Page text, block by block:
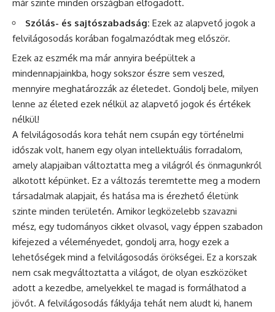
már szinte minden országban elfogadott.
Szólás- és sajtószabadság: Ezek az alapvető jogok a
felvilágosodás korában fogalmazódtak meg először.
Ezek az eszmék ma már annyira beépültek a
mindennapjainkba, hogy sokszor észre sem veszed,
mennyire meghatározzák az életedet. Gondolj bele, milyen
lenne az életed ezek nélkül az alapvető jogok és értékek
nélkül!
A felvilágosodás kora tehát nem csupán egy történelmi
időszak volt, hanem egy olyan intellektuális forradalom,
amely alapjaiban változtatta meg a világról és önmagunkról
alkotott képünket. Ez a változás teremtette meg a modern
társadalmak alapjait, és hatása ma is érezhető életünk
szinte minden területén. Amikor legközelebb szavazni
mész, egy tudományos cikket olvasol, vagy éppen szabadon
kifejezed a véleményedet, gondolj arra, hogy ezek a
lehetőségek mind a felvilágosodás örökségei. Ez a korszak
nem csak megváltoztatta a világot, de olyan eszközöket
adott a kezedbe, amelyekkel te magad is formálhatod a
jövőt. A felvilágosodás fáklyája tehát nem aludt ki, hanem